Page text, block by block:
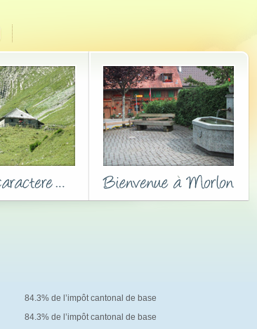
84.3% de l’impôt cantonal de base
84.3% de l’impôt cantonal de base